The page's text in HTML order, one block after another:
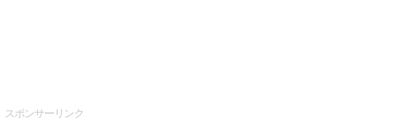
スポンサーリンク